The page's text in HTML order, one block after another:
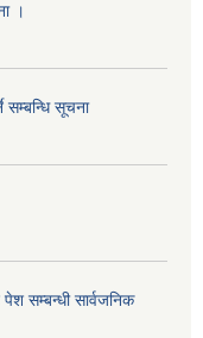
।
सम्बन्धि सूचना
सम्बन्धी सार्वजनिक